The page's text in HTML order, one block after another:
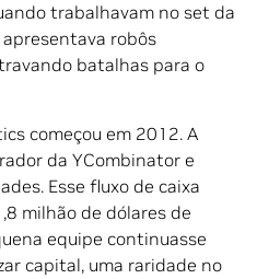
trabalhavam no set da
robôs
batalhas para o
começou em 2012. A
da YCombinator e
Esse fluxo de caixa
milhão de dólares de
equipe continuasse
capital, uma raridade no